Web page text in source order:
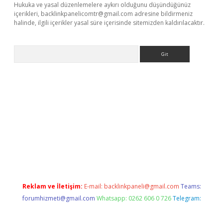
Hukuka ve yasal düzenlemelere aykırı olduğunu düşündüğünüz
içerikleri, backlinkpanelicomtr@gmail.com adresine bildirmeniz
halinde, ilgili içerikler yasal süre içerisinde sitemizden kaldırılacaktır.
Reklam ve İletişim: E-mail: backlinkpaneli@gmail.com Teams:
forumhizmeti@gmail.com Whatsapp: 0262 606 0 726 Telegram: